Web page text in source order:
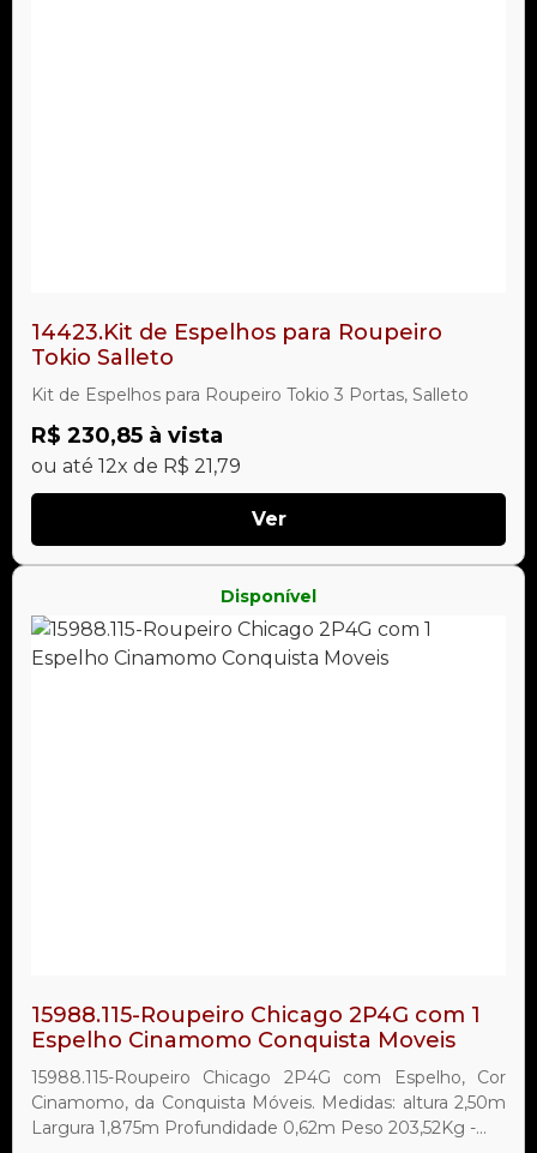
14423.Kit de Espelhos para Roupeiro
Tokio Salleto
Kit de Espelhos para Roupeiro Tokio 3 Portas, Salleto
R$ 230,85 à vista
ou até 12x de R$ 21,79
Ver
Disponível
15988.115-Roupeiro Chicago 2P4G com 1
Espelho Cinamomo Conquista Moveis
15988.115-Roupeiro Chicago 2P4G com Espelho, Cor
Cinamomo, da Conquista Móveis. Medidas: altura 2,50m
Largura 1,875m Profundidade 0,62m Peso 203,52Kg -...